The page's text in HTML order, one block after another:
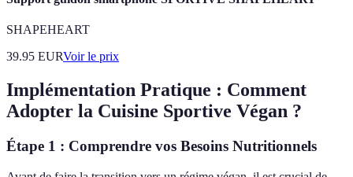
SHAPEHEART
39.95 EURVoir le prix
Implémentation Pratique : Comment
Adopter la Cuisine Sportive Végan ?
Étape 1 : Comprendre vos Besoins Nutritionnels